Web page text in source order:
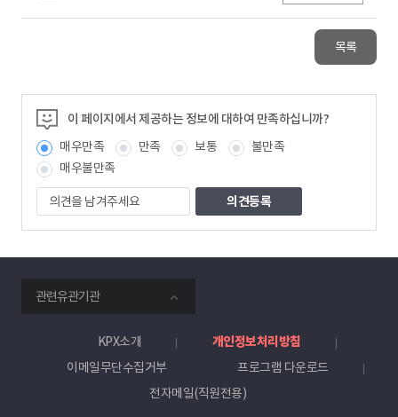
목록
이 페이지에서 제공하는 정보에 대하여 만족하십니까?
매우만족
만족 보통
불만족
매우불만족
의
견
을
겨
주
세
요
관련유관기관
KPX소개
개인정보처리방침
이메일무단수집거부
프로그램 다운로드
전자메일(직원전용)